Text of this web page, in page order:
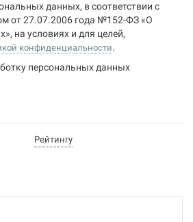
данных, в соответствии с
от 27.07.2006 года №152-ФЗ «О
на условиях и для целей,
конфиденциальности.
персональных данных
Рейтингу